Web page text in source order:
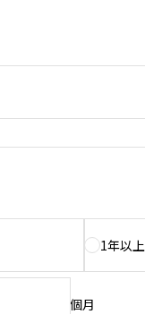
1年以上
個月